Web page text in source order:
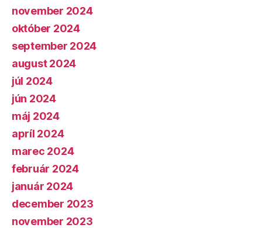
november 2024
október 2024
september 2024
august 2024
júl 2024
jún 2024
máj 2024
apríl 2024
marec 2024
február 2024
január 2024
december 2023
november 2023